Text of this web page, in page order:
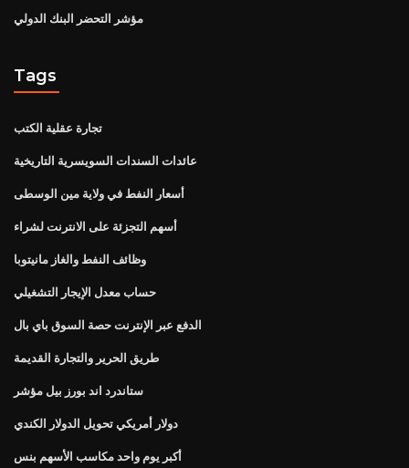
مؤشر التحضر البنك الدولي
Tags
تجارة عقلية الكتب
عائدات السندات السويسرية التاريخية
أسعار النفط في ولاية مين الوسطى
أسهم التجزئة على الانترنت لشراء
وظائف النفط والغاز مانيتوبا
حساب معدل الإيجار التشغيلي
الدفع عبر الإنترنت حصة السوق باي بال
طريق الحرير والتجارة القديمة
ستاندرد اند بورز بيل مؤشر
دولار أمريكي تحويل الدولار الكندي
أكبر يوم واحد مكاسب الأسهم بنس